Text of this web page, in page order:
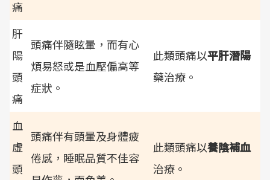
痛
肝
陽
頭
痛
頭痛伴隨眩暈，而有心
煩易怒或是血壓偏高等
症狀。
此類頭痛以平肝潛陽
藥治療。
血
虛
頭
頭痛伴有頭暈及身體疲
倦感，睡眠品質不佳容
此類頭痛以養陰補血
治療。